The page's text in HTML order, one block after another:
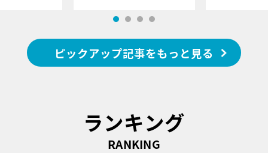
ピックアップ記事をもっと見る
ランキング
RANKING